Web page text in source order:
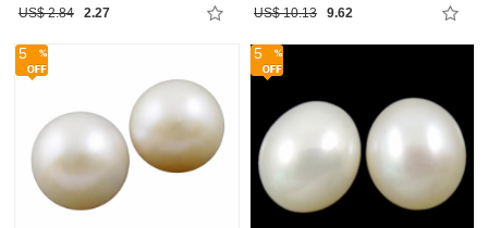
US$ 2.84 2.27 US$ 10.13 9.62
5 5